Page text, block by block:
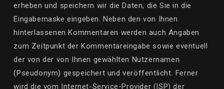
erheben und speichern wir die Daten, die Sie in die
Eingabemaske eingeben. Neben den von Ihnen
hinterlassenen Kommentaren werden auch Angaben
zum Zeitpunkt der Kommentareingabe sowie eventuell
der von der von Ihnen gewählten Nutzernamen
(Pseudonym) gespeichert und veröffentlicht. Ferner
wird die vom Internet-Service-Provider (ISP) der